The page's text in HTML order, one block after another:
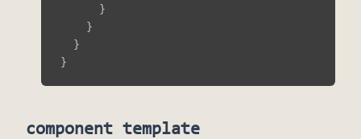
}
}
}
}
component template